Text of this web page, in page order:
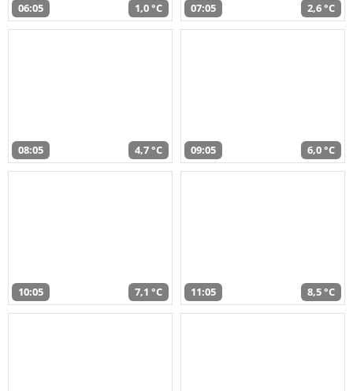
06:05 1,0 °C 07:05 2,6 °C
08:05 4,7 °C 09:05 6,0 °C
10:05 7,1 °C 11:05 8,5 °C